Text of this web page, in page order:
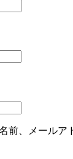
前、メールア